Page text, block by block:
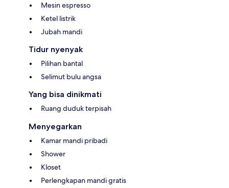
Mesin espresso
Ketel listrik
Jubah mandi
Tidur nyenyak
Pilihan bantal
Selimut bulu angsa
Yang bisa dinikmati
Ruang duduk terpisah
Menyegarkan
Kamar mandi pribadi
Shower
Kloset
Perlengkapan mandi gratis